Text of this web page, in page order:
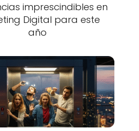
imprescindibles en
Digital para este
año